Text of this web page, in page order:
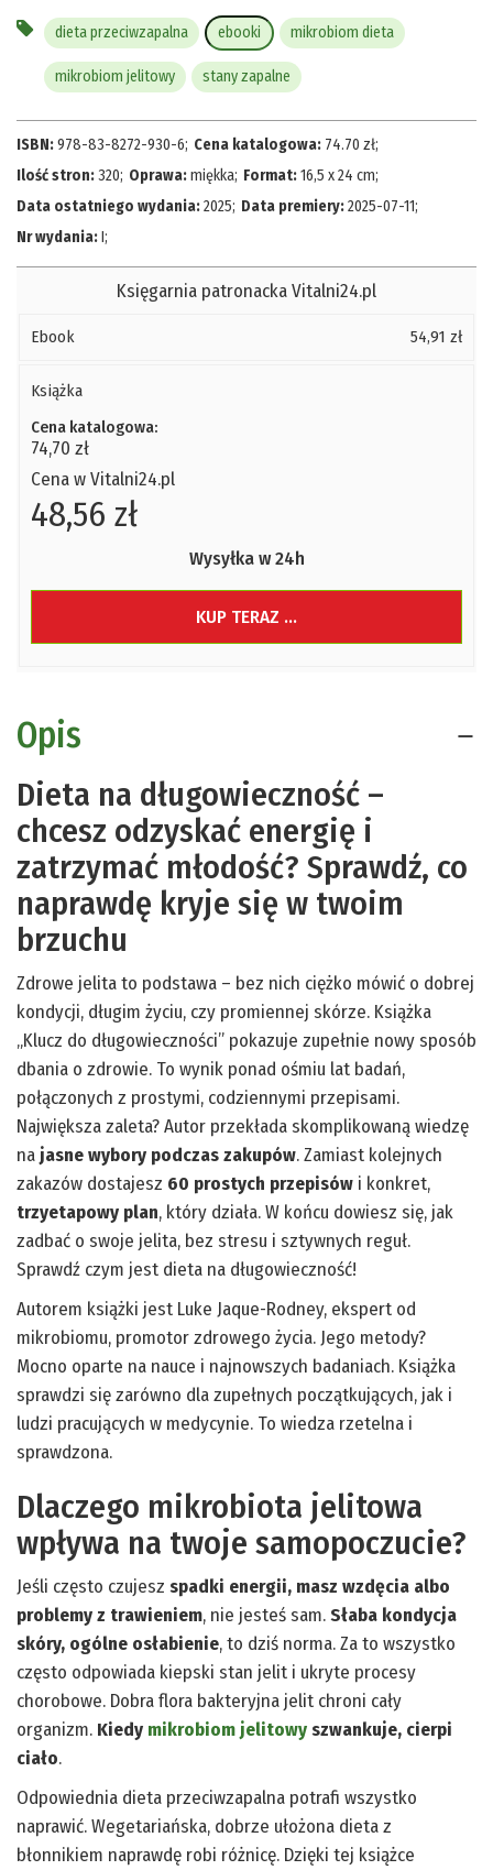
dieta przeciwzapalna ebooki mikrobiom dieta
mikrobiom jelitowy stany zapalne
ISBN:978-83-8272-930-6; Cena katalogowa: 74.70 zł;
Ilość stron:320; Oprawa:miękka; Format:16,5 x 24 cm;
Data ostatniego wydania:2025; Data premiery:2025-07-11;
Nr wydania:I;
Księgarnia patronacka Vitalni24.pl
Ebook 54,91 zł
Książka
Cena katalogowa:
74,70 zł
Cena w Vitalni24.pl
48,56 zł
Wysyłka w 24h
KUP TERAZ ...
Opis
Dieta na długowieczność –
chcesz odzyskać energię i
zatrzymać młodość? Sprawdź, co
naprawdę kryje się w twoim
brzuchu
Zdrowe jelita to podstawa – bez nich ciężko mówić o dobrej
kondycji, długim życiu, czy promiennej skórze. Książka
„Klucz do długowieczności” pokazuje zupełnie nowy sposób
dbania o zdrowie. To wynik ponad ośmiu lat badań,
połączonych z prostymi, codziennymi przepisami.
Największa zaleta? Autor przekłada skomplikowaną wiedzę
na jasne wybory podczas zakupów. Zamiast kolejnych
zakazów dostajesz 60 prostych przepisów i konkret,
trzyetapowy plan, który działa. W końcu dowiesz się, jak
zadbać o swoje jelita, bez stresu i sztywnych reguł.
Sprawdź czym jest dieta na długowieczność!
Autorem książki jest Luke Jaque-Rodney, ekspert od
mikrobiomu, promotor zdrowego życia. Jego metody?
Mocno oparte na nauce i najnowszych badaniach. Książka
sprawdzi się zarówno dla zupełnych początkujących, jak i
ludzi pracujących w medycynie. To wiedza rzetelna i
sprawdzona.
Dlaczego mikrobiota jelitowa
wpływa na twoje samopoczucie?
Jeśli często czujesz spadki energii, masz wzdęcia albo
problemy z trawieniem, nie jesteś sam.Słaba kondycja
skóry, ogólne osłabienie, to dziś norma. Za to wszystko
często odpowiada kiepski stan jelit i ukryte procesy
chorobowe. Dobra flora bakteryjna jelit chroni cały
organizm. Kiedy mikrobiom jelitowyszwankuje, cierpi
ciało.
Odpowiednia dieta przeciwzapalna potrafi wszystko
naprawić. Wegetariańska, dobrze ułożona dieta z
błonnikiem naprawdę robi różnicę. Dzięki tej książce